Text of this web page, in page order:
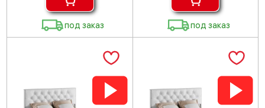
под заказ под заказ